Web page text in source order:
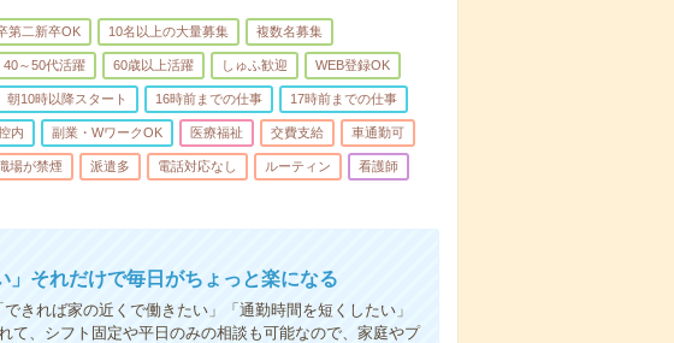
第二新卒OK 10名以上の大量募集 複数名募集
40～50代活躍 60歳以上活躍 しゅふ歓迎 WEB登録OK
朝10時以降スタート 16時前までの仕事 17時前までの仕事
内 副業・WワークOK 医療福祉 交費支給 車通勤可
場が禁煙 派遣多 電話対応なし ルーティン 看護師
」それだけで毎日がちょっと楽になる
きれば家の近くで働きたい」「通勤時間を短くしたい」
て、シフト固定や平日のみの相談も可能なので、家庭やプ